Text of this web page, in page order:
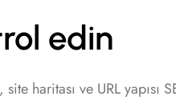
edin
haritası ve URL yapısı